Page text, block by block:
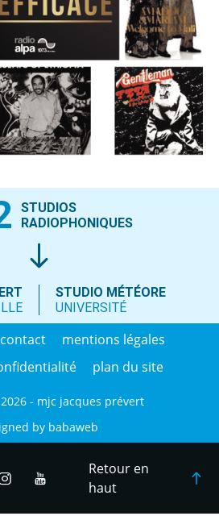
STUDIOS
RADIOPHONIQUES
STUDIO MÉTÉORE
UNIVERSITÉ
contact
mentions légales
plan du site
- mjc jacques prévert
by babaweb
Retour en
haut